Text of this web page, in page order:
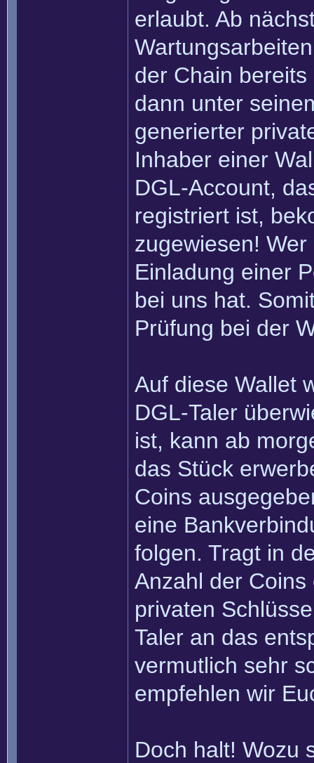
erlaubt. Ab
der Chain
dann unter
generierter
Inhaber einer
DGL-Account,
registriert ist,
zugewiesen!
Einladung einer
bei uns hat.
Prüfung bei der
Auf diese Wallet
DGL-Taler
ist, kann ab
das Stück
Coins
eine
folgen. Tragt in
Anzahl der
privaten
Taler an das
vermutlich sehr
empfehlen wir
Doch halt! Wozu